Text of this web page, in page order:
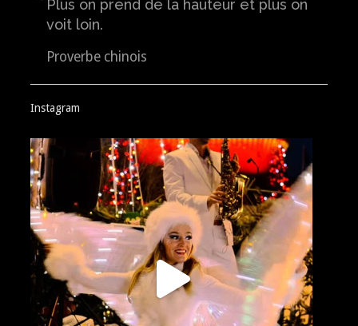
Plus on prend de la hauteur et plus on
voit loin.
Proverbe chinois
Instagram